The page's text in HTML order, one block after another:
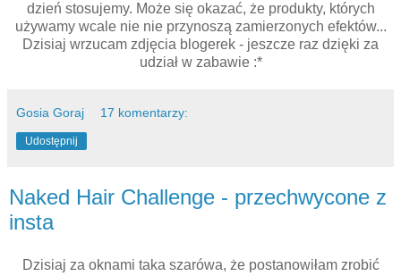
dzień stosujemy. Może się okazać, że produkty, których
używamy wcale nie nie przynoszą zamierzonych efektów...
Dzisiaj wrzucam zdjęcia blogerek - jeszcze raz dzięki za
udział w zabawie :*
Gosia Goraj 17 komentarzy:
Udostępnij
Naked Hair Challenge - przechwycone z
insta
Dzisiaj za oknami taka szarówa, że postanowiłam zrobić